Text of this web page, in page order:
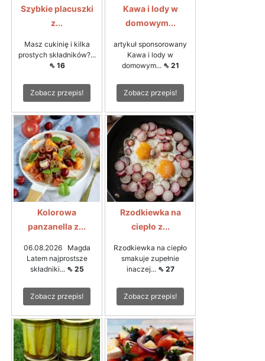
Szybkie placuszki
z...
Masz cukinię i kilka
prostych składników?...
⇖ 16
Zobacz przepis!
Kawa i lody w
domowym...
artykuł sponsorowany
Kawa i lody w
domowym... ⇖ 21
Zobacz przepis!
Kolorowa
panzanella z...
06.08.2026 Magda
Latem najprostsze
składniki... ⇖ 25
Zobacz przepis!
Rzodkiewka na
ciepło z...
Rzodkiewka na ciepło
smakuje zupełnie
inaczej... ⇖ 27
Zobacz przepis!